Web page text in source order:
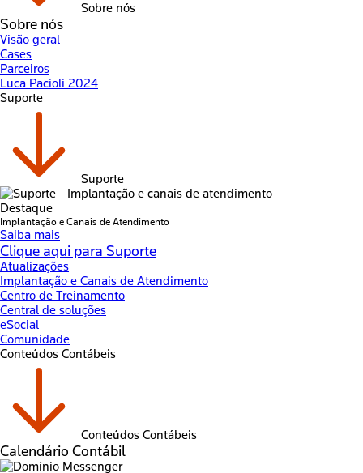
Sobre nós
Sobre nós
Visão geral
Cases
Parceiros
Luca Pacioli 2024
Suporte
Suporte
Destaque
Implantação e Canais de Atendimento
Saiba mais
Clique aqui para Suporte
Atualizações
Implantação e Canais de Atendimento
Centro de Treinamento
Central de soluções
eSocial
Comunidade
Conteúdos Contábeis
Conteúdos Contábeis
Calendário Contábil